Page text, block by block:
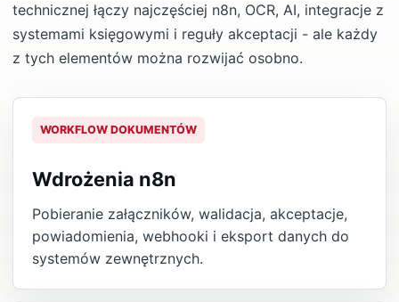
technicznej łączy najczęściej n8n, OCR, AI, integracje z
systemami księgowymi i reguły akceptacji - ale każdy
z tych elementów można rozwijać osobno.
WORKFLOW DOKUMENTÓW
Wdrożenia n8n
Pobieranie załączników, walidacja, akceptacje,
powiadomienia, webhooki i eksport danych do
systemów zewnętrznych.